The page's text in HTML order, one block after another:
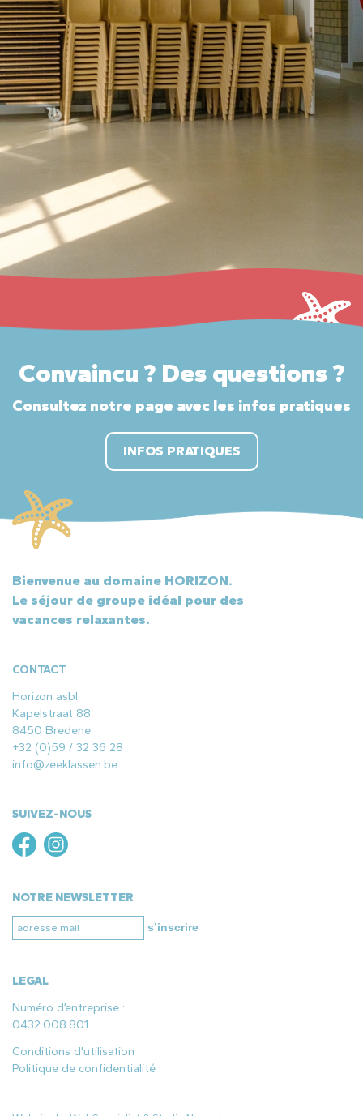
Convaincu ? Des questions ?
Consultez notre page avec les infos pratiques
INFOS PRATIQUES
Bienvenue au domaine HORIZON.
Le séjour de groupe idéal pour des
vacances relaxantes.
CONTACT
Horizon asbl
Kapelstraat 88
8450 Bredene
+32 (0)59 / 32 36 28
info@zeeklassen.be
SUIVEZ-NOUS
NOTRE NEWSLETTER
s’inscrire
LEGAL
Numéro d’entreprise :
0432.008.801
Conditions d'utilisation
Politique de confidentialité